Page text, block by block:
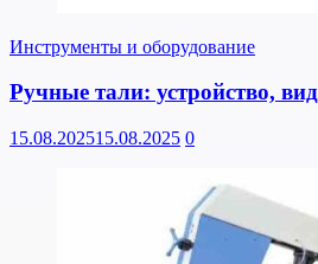
Инструменты и оборудование
Ручные тали: устройство,
15.08.202515.08.2025 0